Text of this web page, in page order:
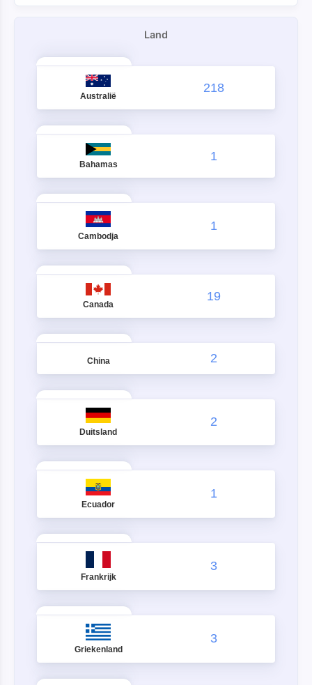
Land
Australië
218
Bahamas
1
Cambodja
1
Canada
19
China 2
Duitsland
2
Ecuador
1
Frankrijk
3
Griekenland
3